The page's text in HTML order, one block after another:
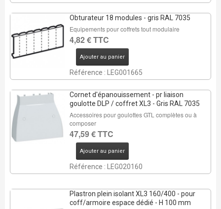
Obturateur 18 modules - gris RAL 7035
Equipements pour coffrets tout modulaire
4,82 € TTC
Ajouter au panier
Référence : LEG001665
Cornet d'épanouissement - pr liaison
goulotte DLP / coffret XL3 - Gris RAL 7035
Accessoires pour goulottes GTL complètes ou à
composer
47,59 € TTC
Ajouter au panier
Référence : LEG020160
Plastron plein isolant XL3 160/400 - pour
coff/armoire espace dédié - H 100 mm